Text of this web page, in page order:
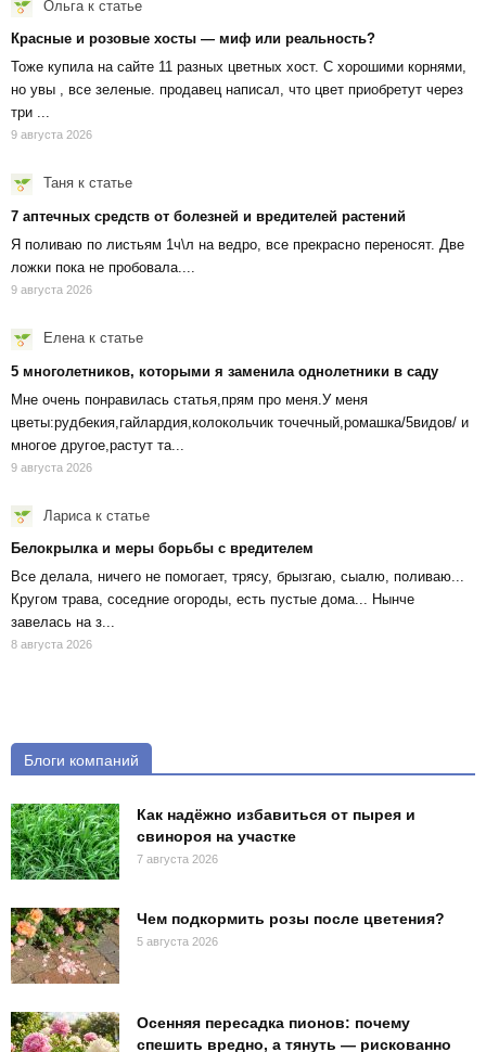
Ольга к статье
Красные и розовые хосты — миф или реальность?
Тоже купила на сайте 11 разных цветных хост. С хорошими корнями,
но увы , все зеленые. продавец написал, что цвет приобретут через
три ...
9 августа 2026
Таня к статье
7 аптечных средств от болезней и вредителей растений
Я поливаю по листьям 1ч\л на ведро, все прекрасно переносят. Две
ложки пока не пробовала....
9 августа 2026
Еленак статье
5 многолетников, которыми я заменила однолетники в саду
Мне очень понравилась статья,прям про меня.У меня
цветы:рудбекия,гайлардия,колокольчик точечный,ромашка/5видов/ и
многое другое,растут та...
9 августа 2026
Лариса к статье
Белокрылка и меры борьбы с вредителем
Все делала, ничего не помогает, трясу, брызгаю, сыалю, поливаю...
Кругом трава, соседние огороды, есть пустые дома... Нынче
завелась на з...
8 августа 2026
Блоги компаний
Как надёжно избавиться от пырея и
свинороя на участке
7 августа 2026
Чем подкормить розы после цветения?
5 августа 2026
Осенняя пересадка пионов: почему
спешить вредно, а тянуть — рискованно